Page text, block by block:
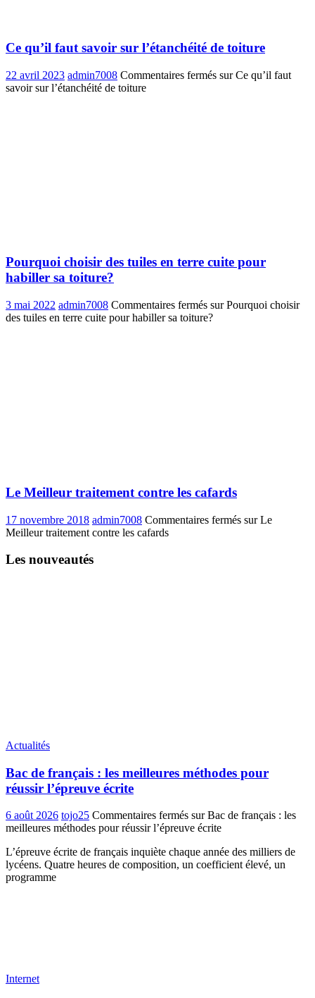
Ce qu’il faut savoir sur l’étanchéité de toiture
22 avril 2023 admin7008 Commentaires fermés sur Ce qu’il faut
savoir sur l’étanchéité de toiture
Pourquoi choisir des tuiles en terre cuite pour
habiller sa toiture?
3 mai 2022 admin7008 Commentaires fermés sur Pourquoi choisir
des tuiles en terre cuite pour habiller sa toiture?
Le Meilleur traitement contre les cafards
17 novembre 2018 admin7008 Commentaires fermés sur Le
Meilleur traitement contre les cafards
Les nouveautés
Actualités
Bac de français : les meilleures méthodes pour
réussir l’épreuve écrite
6 août 2026 tojo25 Commentaires fermés sur Bac de français : les
meilleures méthodes pour réussir l’épreuve écrite
L’épreuve écrite de français inquiète chaque année des milliers de
lycéens. Quatre heures de composition, un coefficient élevé, un
programme
Internet